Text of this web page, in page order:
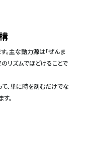
。主な動力源は「ぜんま
リズムでほどけることで
、単に時を刻むだけでな
。